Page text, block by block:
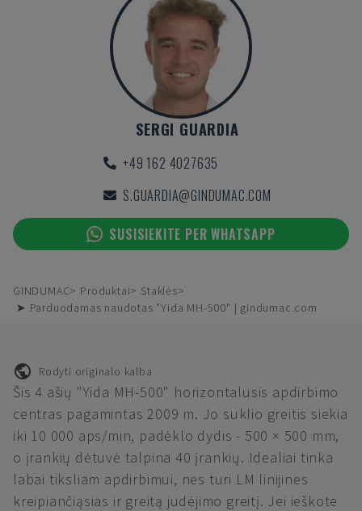
SERGI GUARDIA
+49 162 4027635
S.GUARDIA@GINDUMAC.COM
SUSISIEKITE PER WHATSAPP
GINDUMAC Produktai
Staklės
➤ Parduodamas naudotas "Yida MH-500" | gindumac.com
Rodyti originalo kalba
Šis 4 ašių "Yida MH-500" horizontalusis apdirbimo
centras pagamintas 2009 m. Jo suklio greitis siekia
iki 10 000 aps/min, padėklo dydis - 500 × 500 mm,
o įrankių dėtuvė talpina 40 įrankių. Idealiai tinka
labai tiksliam apdirbimui, nes turi LM linijines
kreipiančiąsias ir greitą judėjimo greitį. Jei ieškote